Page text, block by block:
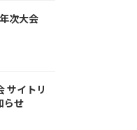
次大会
サイトリ
らせ